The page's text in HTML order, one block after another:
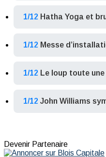
1/12 Hatha Yoga et
1/12 Messe
1/12 Le loup toute
1/12 John Williams
Devenir Partenaire